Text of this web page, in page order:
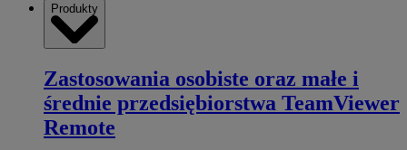
Produkty
Zastosowania osobiste oraz małe i
średnie przedsiębiorstwa TeamViewer
Remote